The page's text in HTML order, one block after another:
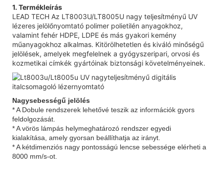
1. Termékleírás
LEAD TECH Az LT8003U/LT8005U nagy teljesítményű UV
lézeres jelölőnyomtató polimer polietilén anyagokhoz,
valamint fehér HDPE, LDPE és más gyakori kemény
műanyagokhoz alkalmas. Kitörölhetetlen és kiváló minőségű
jelölések, amelyek megfelelnek a gyógyszeripari, orvosi és
kozmetikai címkék gyártóinak biztonsági követelményeinek.
Nagysebességű jelölés
* A Dobule rendszerek lehetővé teszik az információk gyors
feldolgozását.
* A vörös lámpás helymeghatározó rendszer egyedi
kialakítása, amely gyorsan beállíthatja az irányt.
* A kétdimenziós nagy pontosságú lencse sebessége elérheti a
8000 mm/s-ot.